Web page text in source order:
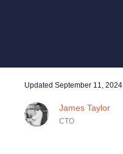
Updated September 11, 2024
James Taylor
CTO